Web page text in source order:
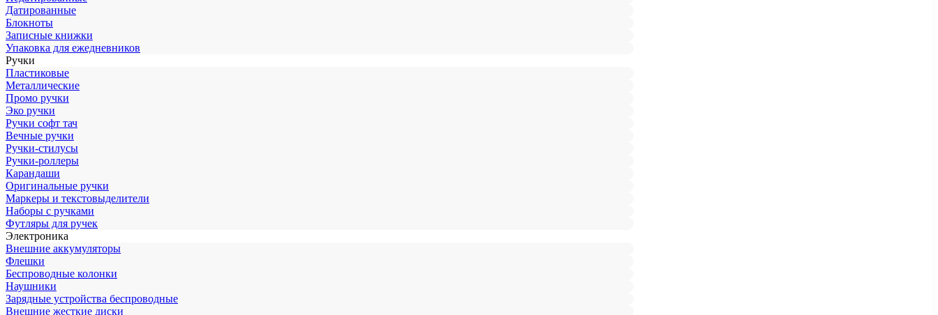
Датированные
Блокноты
Записные книжки
Упаковка для ежедневников
Ручки
Пластиковые
Металлические
Промо ручки
Эко ручки
Ручки софт тач
Вечные ручки
Ручки-стилусы
Ручки-роллеры
Карандаши
Оригинальные ручки
Маркеры и текстовыделители
Наборы с ручками
Футляры для ручек
Электроника
Внешние аккумуляторы
Флешки
Беспроводные колонки
Наушники
Зарядные устройства беспроводные
Внешние жесткие диски